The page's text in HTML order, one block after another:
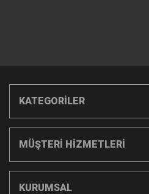
KATEGORİLER
MÜŞTERİ HİZMETLERİ
KURUMSAL